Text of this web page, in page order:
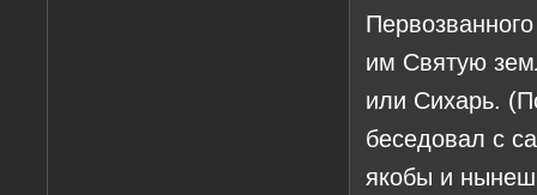
им Святую
или Сихарь.
беседовал с
якобы и